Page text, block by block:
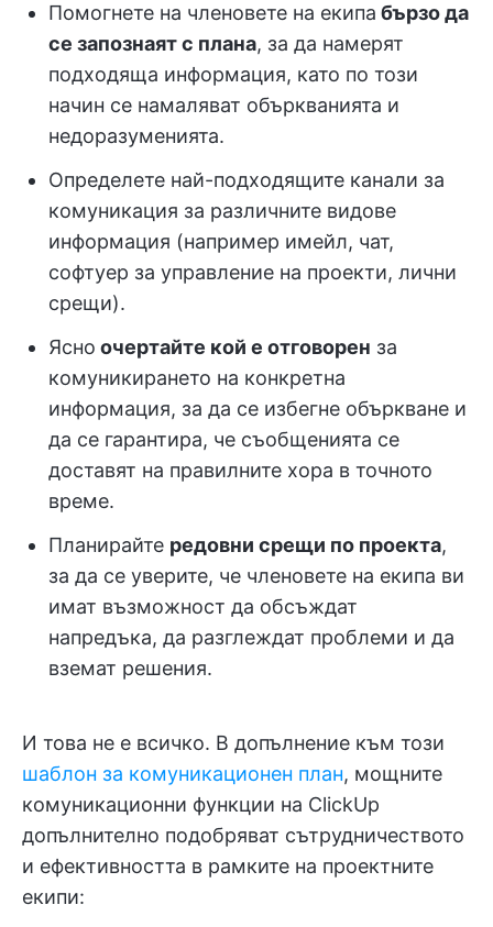
Помогнете на членовете на екипа бързо да
се запознаят с плана, за да намерят
подходяща информация, като по този
начин се намаляват объркванията и
недоразуменията.
Определете най-подходящите канали за
комуникация за различните видове
информация (например имейл, чат,
софтуер за управление на проекти, лични
срещи).
Ясно очертайте кой е отговорен за
комуникирането на конкретна
информация, за да се избегне объркване и
да се гарантира, че съобщенията се
доставят на правилните хора в точното
време.
Планирайте редовни срещи по проекта,
за да се уверите, че членовете на екипа ви
имат възможност да обсъждат
напредъка, да разглеждат проблеми и да
вземат решения.
И това не е всичко. В допълнение към този
шаблон за комуникационен план, мощните
комуникационни функции на ClickUp
допълнително подобряват сътрудничеството
и ефективността в рамките на проектните
екипи: